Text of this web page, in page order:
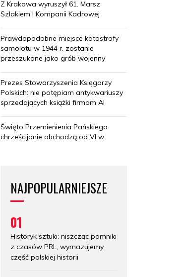
Z Krakowa wyruszył 61. Marsz
Szlakiem I Kompanii Kadrowej
Prawdopodobne miejsce katastrofy
samolotu w 1944 r. zostanie
przeszukane jako grób wojenny
Prezes Stowarzyszenia Księgarzy
Polskich: nie potępiam antykwariuszy
sprzedających książki firmom AI
Święto Przemienienia Pańskiego
chrześcijanie obchodzą od VI w.
NAJPOPULARNIEJSZE
01
Historyk sztuki: niszcząc pomniki
z czasów PRL, wymazujemy
część polskiej historii